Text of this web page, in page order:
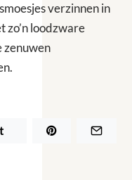
verzinnen in
zo’n loodzware
zenuwen